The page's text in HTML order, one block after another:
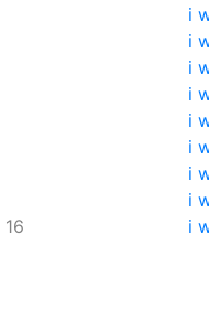
16
i
i
i
i
i
i
i
i
i